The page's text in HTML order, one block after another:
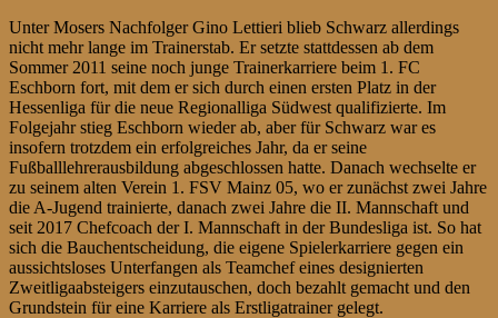
Unter Mosers Nachfolger Gino Lettieri blieb Schwarz allerdings
nicht mehr lange im Trainerstab. Er setzte stattdessen ab dem
Sommer 2011 seine noch junge Trainerkarriere beim 1. FC
Eschborn fort, mit dem er sich durch einen ersten Platz in der
Hessenliga für die neue Regionalliga Südwest qualifizierte. Im
Folgejahr stieg Eschborn wieder ab, aber für Schwarz war es
insofern trotzdem ein erfolgreiches Jahr, da er seine
Fußballlehrerausbildung abgeschlossen hatte. Danach wechselte er
zu seinem alten Verein 1. FSV Mainz 05, wo er zunächst zwei Jahre
die A-Jugend trainierte, danach zwei Jahre die II. Mannschaft und
seit 2017 Chefcoach der I. Mannschaft in der Bundesliga ist. So hat
sich die Bauchentscheidung, die eigene Spielerkarriere gegen ein
aussichtsloses Unterfangen als Teamchef eines designierten
Zweitligaabsteigers einzutauschen, doch bezahlt gemacht und den
Grundstein für eine Karriere als Erstligatrainer gelegt.